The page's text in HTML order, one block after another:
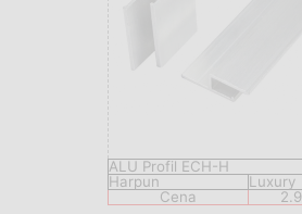
ALU Profil ECH-H
Harpun
Luxury
Cena
2.9